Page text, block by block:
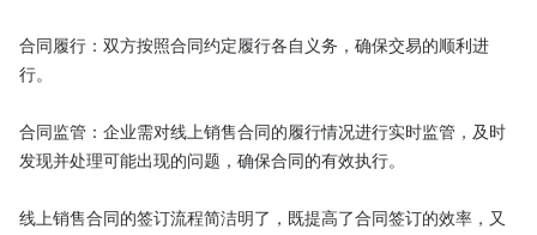
合同履行：双方按照合同约定履行各自义务，确保交易的顺利进
行。
合同监管：企业需对线上销售合同的履行情况进行实时监管，及时
发现并处理可能出现的问题，确保合同的有效执行。
线上销售合同的签订流程简洁明了，既提高了合同签订的效率，又